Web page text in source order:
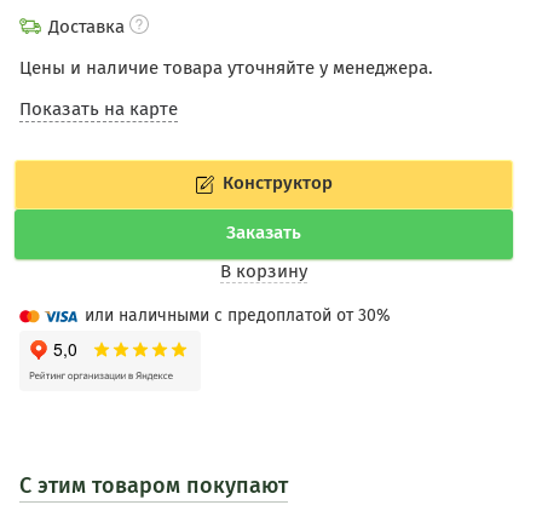
Доставка
Цены и наличие товара уточняйте у менеджера.
Показать на карте
Конструктор
Заказать
В корзину
или наличными с предоплатой от 30%
С этим товаром покупают